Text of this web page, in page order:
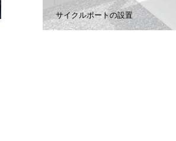
サイクルポートの設置